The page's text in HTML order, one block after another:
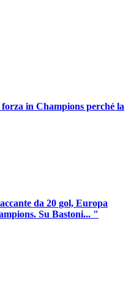
in Champions perché la
da 20 gol, Europa
Su Bastoni... "